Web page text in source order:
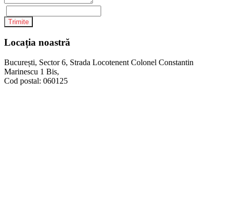
Trimite
Locația noastră
București, Sector 6, Strada Locotenent Colonel Constantin
Marinescu 1 Bis,
Cod postal: 060125